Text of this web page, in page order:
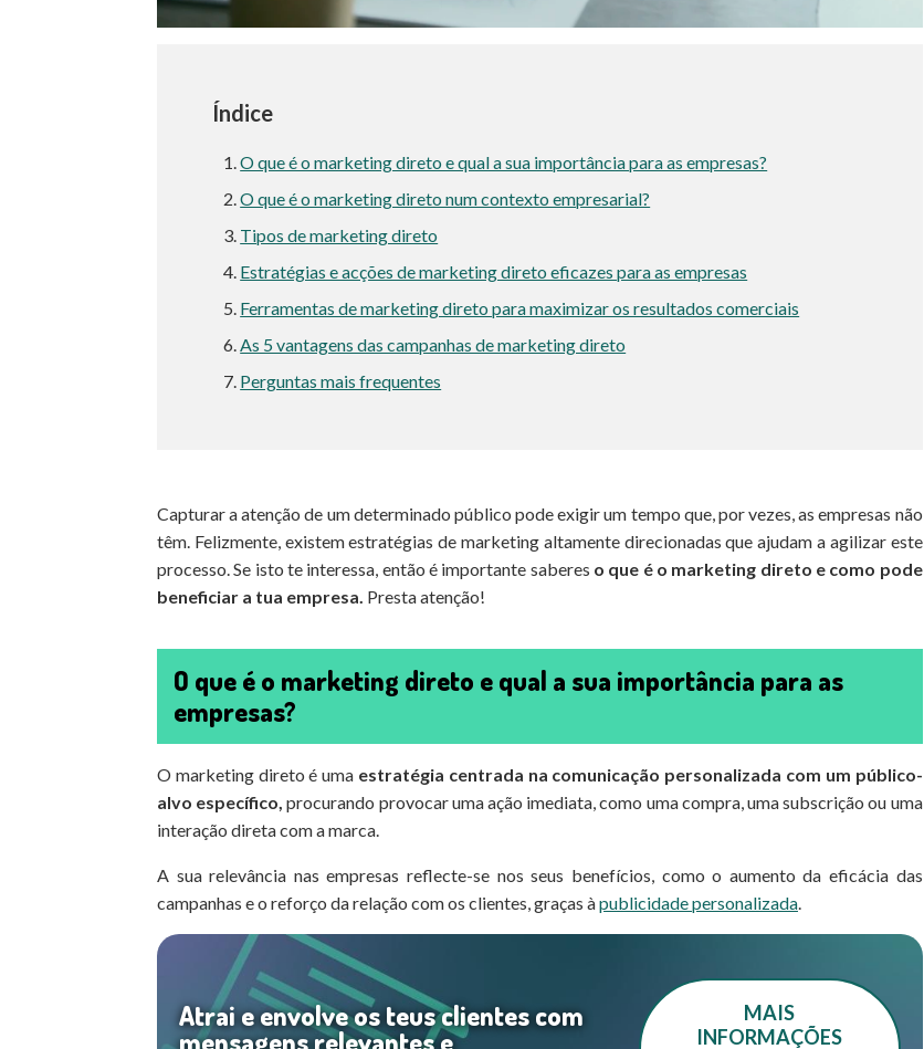
Índice
O que é o marketing direto e qual a sua importância para as empresas?
O que é o marketing direto num contexto empresarial?
Tipos de marketing direto
Estratégias e acções de marketing direto eficazes para as empresas
Ferramentas de marketing direto para maximizar os resultados comerciais
As 5 vantagens das campanhas de marketing direto
Perguntas mais frequentes
Capturar a atenção de um determinado público pode exigir um tempo que, por vezes, as empresas não
têm. Felizmente, existem estratégias de marketing altamente direcionadas que ajudam a agilizar este
processo. Se isto te interessa, então é importante saberes o que é o marketing direto e como pode
beneficiar a tua empresa. Presta atenção!
O que é o marketing direto e qual a sua importância para as
empresas?
O marketing direto é uma estratégia centrada na comunicação personalizada com um público-
alvo específico, procurando provocar uma ação imediata, como uma compra, uma subscrição ou uma
interação direta com a marca.
A sua relevância nas empresas reflecte-se nos seus benefícios, como o aumento da eficácia das
campanhas e o reforço da relação com os clientes, graças àpublicidade personalizada
Atrai e envolve os teus clientes com
mensagens relevantes e
MAIS
INFORMAÇÕES